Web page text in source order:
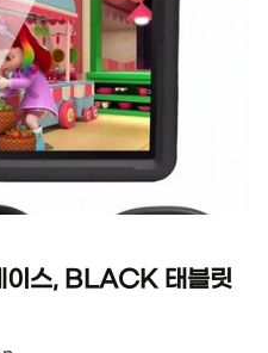
이스, BLACK 태블릿